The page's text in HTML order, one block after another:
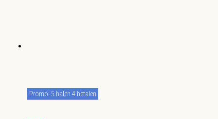
Promo: 5 halen 4 betalen